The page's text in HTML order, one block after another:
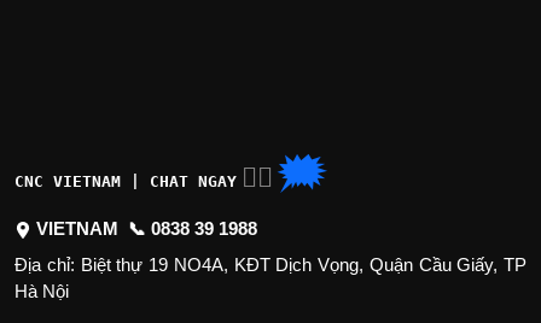
CNC VIETNAM | CHAT NGAY 👉🏽 🗯
VIETNAM 📞 0838 39 1988
Địa chỉ: Biệt thự 19 NO4A, KĐT Dịch Vọng, Quận Cầu Giấy, TP
Hà Nội